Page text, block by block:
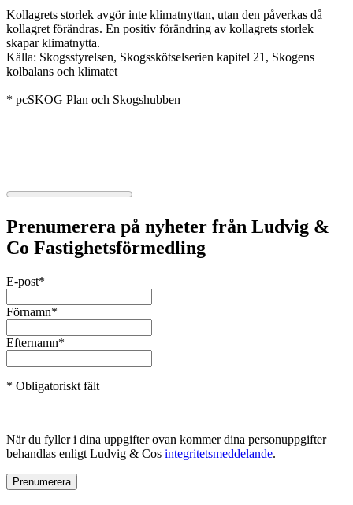
Kollagrets storlek avgör inte klimatnyttan, utan den påverkas då
kollagret förändras. En positiv förändring av kollagrets storlek
skapar klimatnytta.
Källa: Skogsstyrelsen, Skogsskötselserien kapitel 21, Skogens
kolbalans och klimatet
* pcSKOG Plan och Skogshubben
Prenumerera på nyheter från Ludvig &
Co Fastighetsförmedling
E-post*
Förnamn*
Efternamn*
* Obligatoriskt fält
När du fyller i dina uppgifter ovan kommer dina personuppgifter
behandlas enligt Ludvig & Cos integritetsmeddelande.